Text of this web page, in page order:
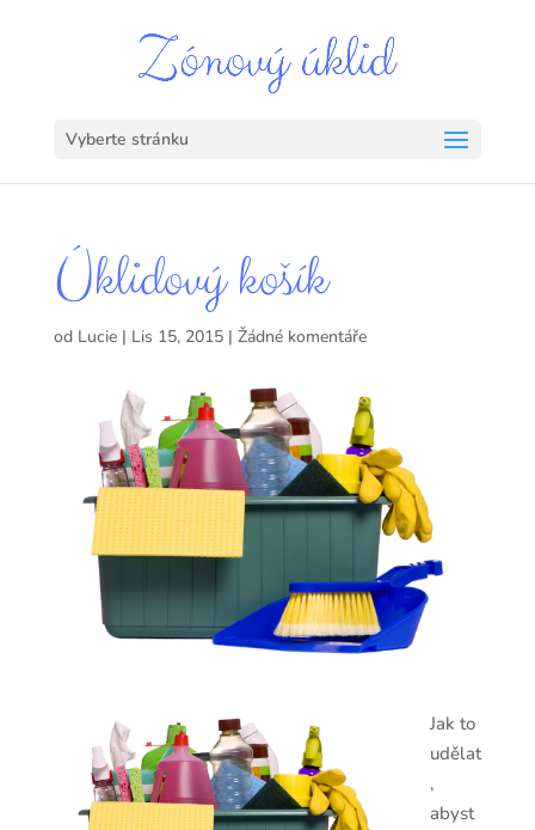
Vyberte stránku
Úklidový košík
od Lucie| Lis 15, 2015| Žádné komentáře
Jak to
udělat
,
abyst